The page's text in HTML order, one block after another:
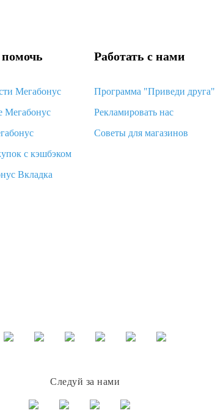
Мегабонус
Мегабонус
с кэшбэком
Вкладка
Работать с нами
Программа "Приведи друга"
Рекламировать нас
Советы для магазинов
Следуй за нами